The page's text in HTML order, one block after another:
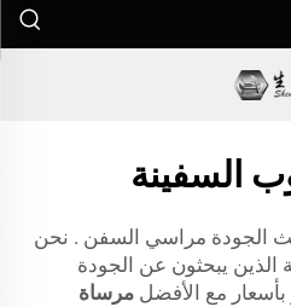
السفينة
الجودة مراسي السفن . نحن
الذين يبحثون عن الجودة
بأسعار مع الأفضل مرساة